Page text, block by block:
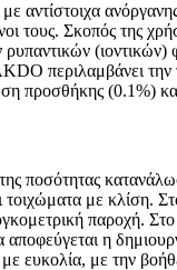
αντίστοιχα
τους. Σκοπός της
(ιοντικών)
περιλαμβάνει
προσθήκης (0.1%)
ποσότητας
τοιχώματα με κλίση.
παροχή.
η
ευκολία, με την